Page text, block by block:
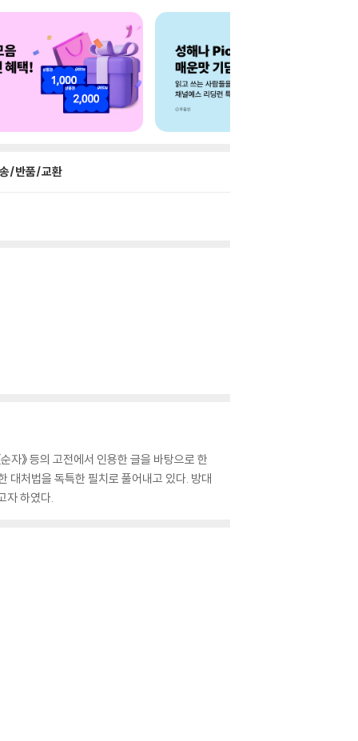
/반품/교환
《순자》 등의 고전에서 인용한 글을 바탕으로 한
대처법을 독특한 필치로 풀어내고 있다. 방대
자 하였다.